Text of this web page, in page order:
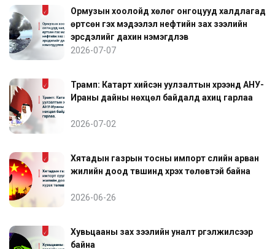
Ормузын хоолойд хөлөг онгоцууд халдлагад
өртсөн гэх мэдээлэл нефтийн зах зээлийн
эрсдэлийг дахин нэмэгдүүлэв
2026-07-07
Трамп: Катарт хийсэн уулзалтын хүрээнд АНУ-
Ираны дайны нөхцөл байдалд ахиц гарлаа
2026-07-02
Хятадын газрын тосны импорт сүүлийн арван
жилийн доод түвшинд хүрэх төлөвтэй байна
2026-06-26
Хувьцааны зах зээлийн уналт үргэлжилсээр
байна